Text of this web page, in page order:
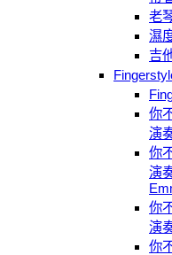
老
濕
吉
你
演
你
演
你
演
你